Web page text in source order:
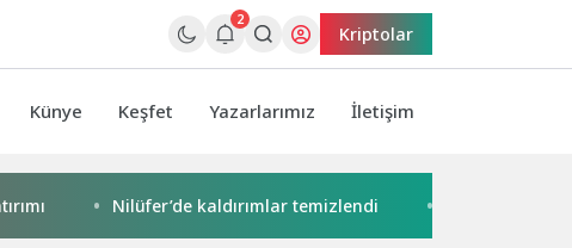
2
Kriptolar
Künye Keşfet Yazarlarımız İletişim
Nilüfer’de kaldırımlar temizlendi Başkan